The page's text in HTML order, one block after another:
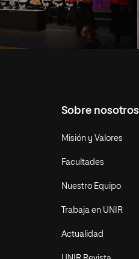
Sobre nosotros
Misión y Valores
Facultades
Nuestro Equipo
Trabaja en UNIR
Actualidad